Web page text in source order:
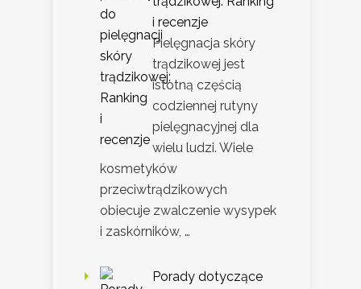
i recenzje
Pielęgnacja skóry
trądzikowej jest
istotną częścią
codziennej rutyny
pielęgnacyjnej dla
wielu ludzi. Wiele
kosmetyków
przeciwtrądzikowych
obiecuje zwalczenie wysypek
i zaskórników, …
Porady dotyczące